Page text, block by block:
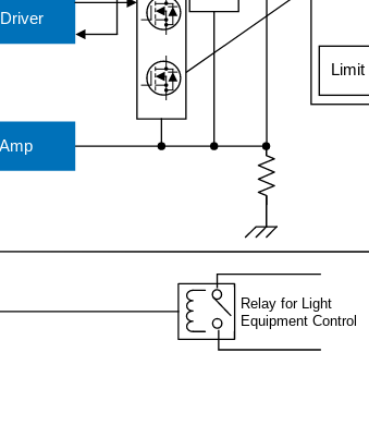
Relay for Light
Equipment Control